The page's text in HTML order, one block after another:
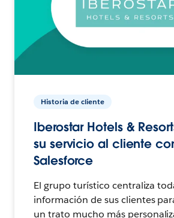
Historia de cliente
Iberostar Hotels &
su servicio al cliente
Salesforce
El grupo turístico centraliza
información de sus clientes
un trato mucho más